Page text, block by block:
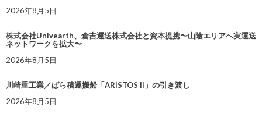
2026年8月5日
株式会社Univearth、倉吉運送株式会社と資本提携〜山陰エリアへ実運送
ネットワークを拡大〜
2026年8月5日
川崎重工業／ばら積運搬船「ARISTOS II」の引き渡し
2026年8月5日